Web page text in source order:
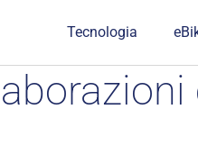
Tecnologia